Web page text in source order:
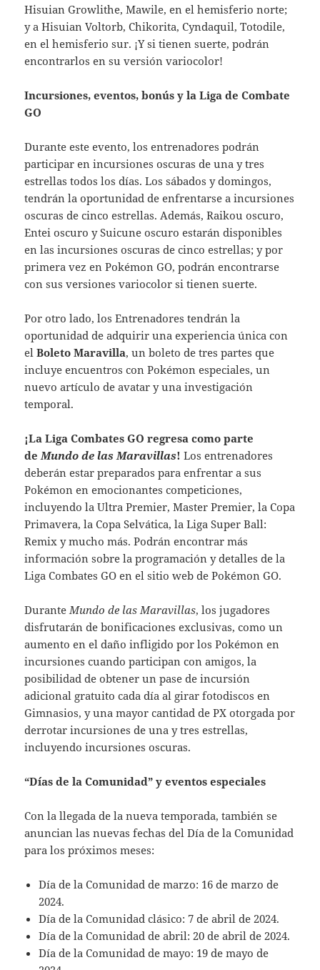
Hisuian Growlithe, Mawile, en el hemisferio norte;
y a Hisuian Voltorb, Chikorita, Cyndaquil, Totodile,
en el hemisferio sur. ¡Y si tienen suerte, podrán
encontrarlos en su versión variocolor!
Incursiones, eventos, bonús y la Liga de Combate
GO
Durante este evento, los entrenadores podrán
participar en incursiones oscuras de una y tres
estrellas todos los días. Los sábados y domingos,
tendrán la oportunidad de enfrentarse a incursiones
oscuras de cinco estrellas. Además, Raikou oscuro,
Entei oscuro y Suicune oscuro estarán disponibles
en las incursiones oscuras de cinco estrellas; y por
primera vez en Pokémon GO, podrán encontrarse
con sus versiones variocolor si tienen suerte.
Por otro lado, los Entrenadores tendrán la
oportunidad de adquirir una experiencia única con
elBoleto Maravilla, un boleto de tres partes que
incluye encuentros con Pokémon especiales, un
nuevo artículo de avatar y una investigación
temporal.
¡La Liga Combates GO regresa como parte
de Mundo de las Maravillas! Los entrenadores
deberán estar preparados para enfrentar a sus
Pokémon en emocionantes competiciones,
incluyendo la Ultra Premier, Master Premier, la Copa
Primavera, la Copa Selvática, la Liga Super Ball:
Remix y mucho más. Podrán encontrar más
información sobre la programación y detalles de la
Liga Combates GO en el sitio web de Pokémon GO.
Durante Mundo de las Maravillas, los jugadores
disfrutarán de bonificaciones exclusivas, como un
aumento en el daño infligido por los Pokémon en
incursiones cuando participan con amigos, la
posibilidad de obtener un pase de incursión
adicional gratuito cada día al girar fotodiscos en
Gimnasios, y una mayor cantidad de PX otorgada por
derrotar incursiones de una y tres estrellas,
incluyendo incursiones oscuras.
“Días de la Comunidad” y eventos especiales
Con la llegada de la nueva temporada, también se
anuncian las nuevas fechas del Día de la Comunidad
para los próximos meses:
Día de la Comunidad de marzo: 16 de marzo de
2024.
Día de la Comunidad clásico: 7 de abril de 2024.
Día de la Comunidad de abril: 20 de abril de 2024.
Día de la Comunidad de mayo: 19 de mayo de